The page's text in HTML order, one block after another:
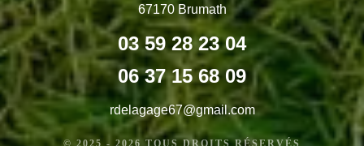
67170 Brumath
03 59 28 23 04
06 37 15 68 09
rdelagage67@gmail.com
© 2025 - 2026 TOUS DROITS RÉSERVÉS